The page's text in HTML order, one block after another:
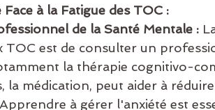
à la Fatigue des TOC :
de la Santé Mentale :
TOC est de consulter un
la thérapie cognitivo-
la médication, peut aider à
Apprendre à gérer l'anxiété est